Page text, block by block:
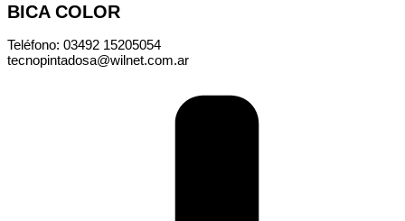
BICA COLOR
Teléfono: 03492 15205054
tecnopintadosa@wilnet.com.ar